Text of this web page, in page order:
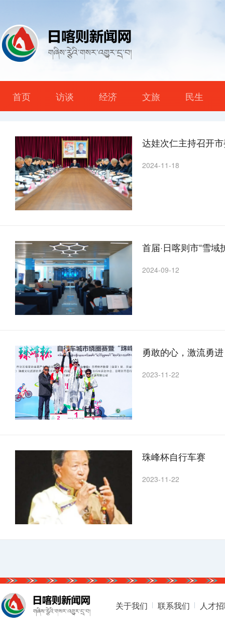
首页 访谈 经济 文旅 民生
达娃次仁主持召开
2024-11-18
首届·日喀则市“雪
2024-09-12
勇敢的心，激流勇
2023-11-22
珠峰杯自行车赛
2023-11-22
关于我们 联系我们 人才